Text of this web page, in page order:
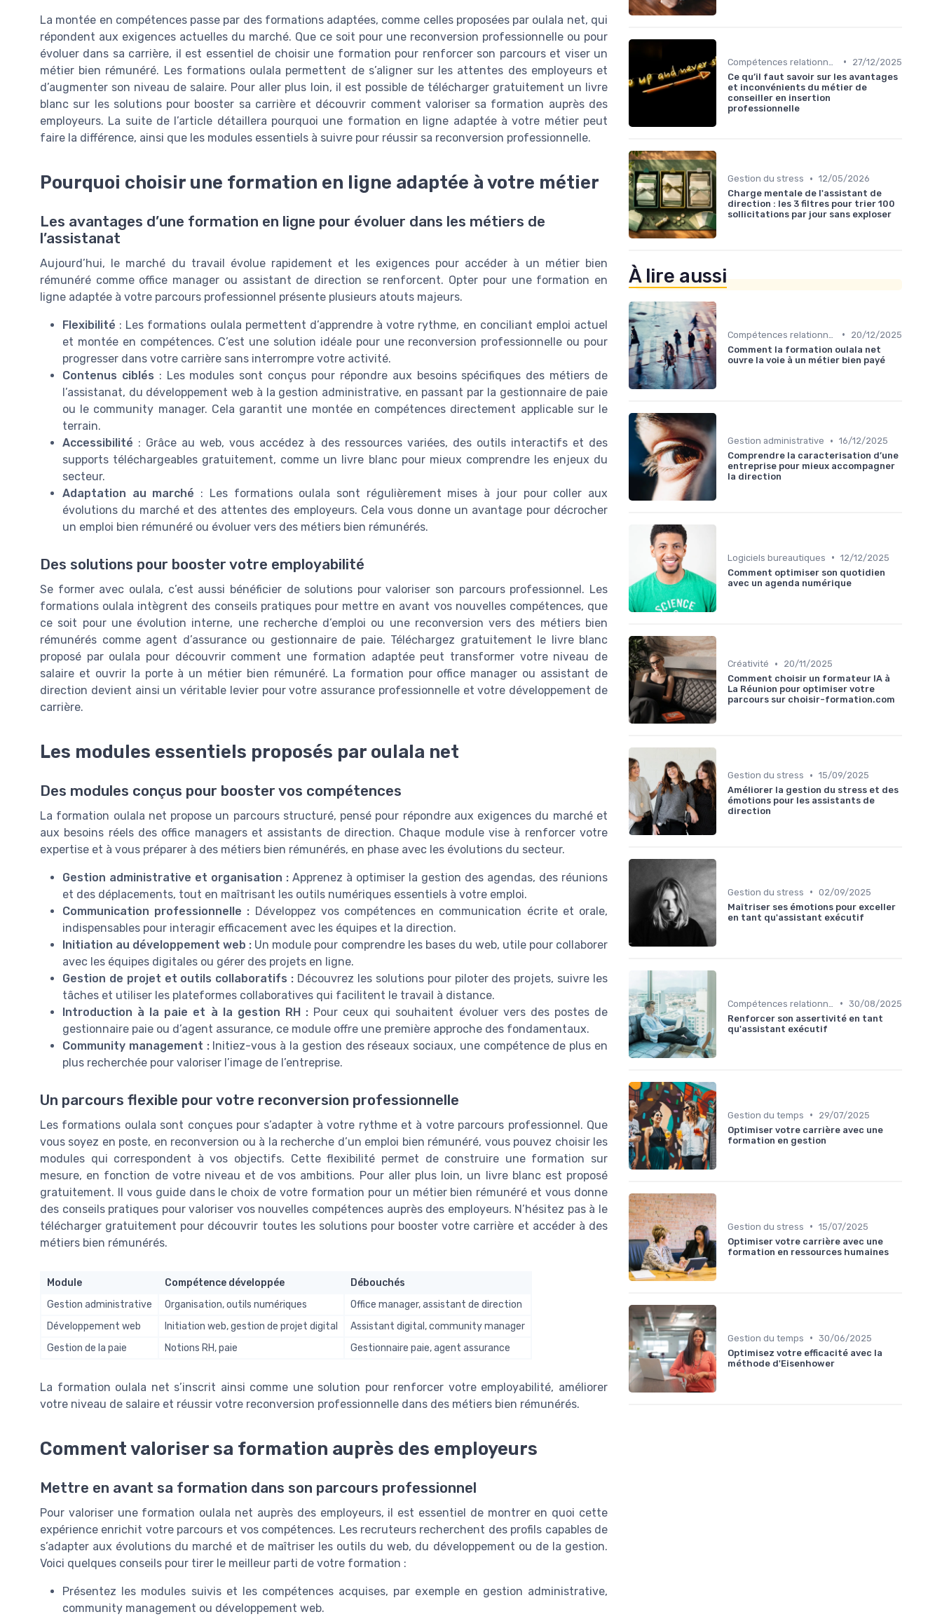
La montée en compétences passe par des formations adaptées, comme celles proposées par oulala net, qui
répondent aux exigences actuelles du marché. Que ce soit pour une reconversion professionnelle ou pour
évoluer dans sa carrière, il est essentiel de choisir une formation pour renforcer son parcours et viser un
métier bien rémunéré. Les formations oulala permettent de s’aligner sur les attentes des employeurs et
d’augmenter son niveau de salaire. Pour aller plus loin, il est possible de télécharger gratuitement un livre
blanc sur les solutions pour booster sa carrière et découvrir comment valoriser sa formation auprès des
employeurs. La suite de l’article détaillera pourquoi une formation en ligne adaptée à votre métier peut
faire la différence, ainsi que les modules essentiels à suivre pour réussir sa reconversion professionnelle.
Pourquoi choisir une formation en ligne adaptée à votre métier
Les avantages d’une formation en ligne pour évoluer dans les métiers de
l’assistanat
Aujourd’hui, le marché du travail évolue rapidement et les exigences pour accéder à un métier bien
rémunéré comme office manager ou assistant de direction se renforcent. Opter pour une formation en
ligne adaptée à votre parcours professionnel présente plusieurs atouts majeurs.
Flexibilité : Les formations oulala permettent d’apprendre à votre rythme, en conciliant emploi actuel
et montée en compétences. C’est une solution idéale pour une reconversion professionnelle ou pour
progresser dans votre carrière sans interrompre votre activité.
Contenus ciblés : Les modules sont conçus pour répondre aux besoins spécifiques des métiers de
l’assistanat, du développement web à la gestion administrative, en passant par la gestionnaire de paie
ou le community manager. Cela garantit une montée en compétences directement applicable sur le
terrain.
Accessibilité : Grâce au web, vous accédez à des ressources variées, des outils interactifs et des
supports téléchargeables gratuitement, comme un livre blanc pour mieux comprendre les enjeux du
secteur.
Adaptation au marché : Les formations oulala sont régulièrement mises à jour pour coller aux
évolutions du marché et des attentes des employeurs. Cela vous donne un avantage pour décrocher
un emploi bien rémunéré ou évoluer vers des métiers bien rémunérés.
Des solutions pour booster votre employabilité
Se former avec oulala, c’est aussi bénéficier de solutions pour valoriser son parcours professionnel. Les
formations oulala intègrent des conseils pratiques pour mettre en avant vos nouvelles compétences, que
ce soit pour une évolution interne, une recherche d’emploi ou une reconversion vers des métiers bien
rémunérés comme agent d’assurance ou gestionnaire de paie. Téléchargez gratuitement le livre blanc
proposé par oulala pour découvrir comment une formation adaptée peut transformer votre niveau de
salaire et ouvrir la porte à un métier bien rémunéré. La formation pour office manager ou assistant de
direction devient ainsi un véritable levier pour votre assurance professionnelle et votre développement de
carrière.
Les modules essentiels proposés par oulala net
Des modules conçus pour booster vos compétences
La formation oulala net propose un parcours structuré, pensé pour répondre aux exigences du marché et
aux besoins réels des office managers et assistants de direction. Chaque module vise à renforcer votre
expertise et à vous préparer à des métiers bien rémunérés, en phase avec les évolutions du secteur.
Gestion administrative et organisation : Apprenez à optimiser la gestion des agendas, des réunions
et des déplacements, tout en maîtrisant les outils numériques essentiels à votre emploi.
Communication professionnelle : Développez vos compétences en communication écrite et orale,
indispensables pour interagir efficacement avec les équipes et la direction.
Initiation au développement web : Un module pour comprendre les bases du web, utile pour collaborer
avec les équipes digitales ou gérer des projets en ligne.
Gestion de projet et outils collaboratifs : Découvrez les solutions pour piloter des projets, suivre les
tâches et utiliser les plateformes collaboratives qui facilitent le travail à distance.
Introduction à la paie et à la gestion RH : Pour ceux qui souhaitent évoluer vers des postes de
gestionnaire paie ou d’agent assurance, ce module offre une première approche des fondamentaux.
Community management :Initiez-vous à la gestion des réseaux sociaux, une compétence de plus en
plus recherchée pour valoriser l’image de l’entreprise.
Un parcours flexible pour votre reconversion professionnelle
Les formations oulala sont conçues pour s’adapter à votre rythme et à votre parcours professionnel. Que
vous soyez en poste, en reconversion ou à la recherche d’un emploi bien rémunéré, vous pouvez choisir les
modules qui correspondent à vos objectifs. Cette flexibilité permet de construire une formation sur
mesure, en fonction de votre niveau et de vos ambitions. Pour aller plus loin, un livre blanc est proposé
gratuitement. Il vous guide dans le choix de votre formation pour un métier bien rémunéré et vous donne
des conseils pratiques pour valoriser vos nouvelles compétences auprès des employeurs. N’hésitez pas à le
télécharger gratuitement pour découvrir toutes les solutions pour booster votre carrière et accéder à des
métiers bien rémunérés.
Module Compétence développée
Débouchés
Gestion administrative
Organisation, outils numériques
Office manager, assistant de direction
Développement web
Initiation web, gestion de projet digital
Assistant digital, community manager
Gestion de la paie
Notions RH, paie Gestionnaire paie, agent assurance
La formation oulala net s’inscrit ainsi comme une solution pour renforcer votre employabilité, améliorer
votre niveau de salaire et réussir votre reconversion professionnelle dans des métiers bien rémunérés.
Comment valoriser sa formation auprès des employeurs
Mettre en avant sa formation dans son parcours professionnel
Pour valoriser une formation oulala net auprès des employeurs, il est essentiel de montrer en quoi cette
expérience enrichit votre parcours et vos compétences. Les recruteurs recherchent des profils capables de
s’adapter aux évolutions du marché et de maîtriser les outils du web, du développement ou de la gestion.
Voici quelques conseils pour tirer le meilleur parti de votre formation :
Présentez les modules suivis et les compétences acquises, par exemple en gestion administrative,
community management ou développement web.
•
27/12/2025
Ce qu’il faut savoir sur les avantages
et inconvénients du métier de
conseiller en insertion
professionnelle
Gestion du stress • 12/05/2026
Charge mentale de l'assistant de
direction : les 3 filtres pour trier 100
sollicitations par jour sans exploser
À lire aussi
•
20/12/2025
Comment la formation oulala net
ouvre la voie à un métier bien payé
Gestion administrative • 16/12/2025
Comprendre la caracterisation d’une
entreprise pour mieux accompagner
la direction
Logiciels bureautiques • 12/12/2025
Comment optimiser son quotidien
avec un agenda numérique
Créativité •
20/11/2025
Comment choisir un formateur IA à
La Réunion pour optimiser votre
parcours sur choisir-formation.com
Gestion du stress • 15/09/2025
Améliorer la gestion du stress et des
émotions pour les assistants de
direction
Gestion du stress • 02/09/2025
Maîtriser ses émotions pour exceller
en tant qu'assistant exécutif
• 30/08/2025
Renforcer son assertivité en tant
qu'assistant exécutif
Gestion du temps •
29/07/2025
Optimiser votre carrière avec une
formation en gestion
Gestion du stress • 15/07/2025
Optimiser votre carrière avec une
formation en ressources humaines
Gestion du temps • 30/06/2025
Optimisez votre efficacité avec la
méthode d'Eisenhower